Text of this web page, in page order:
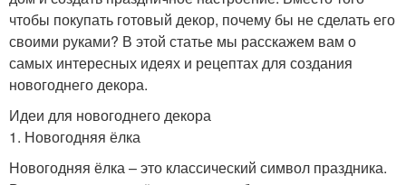
чтобы покупать готовый декор, почему бы не сделать его
своими руками? В этой статье мы расскажем вам о
самых интересных идеях и рецептах для создания
новогоднего декора.
Идеи для новогоднего декора
1. Новогодняя ёлка
Новогодняя ёлка – это классический символ праздника.